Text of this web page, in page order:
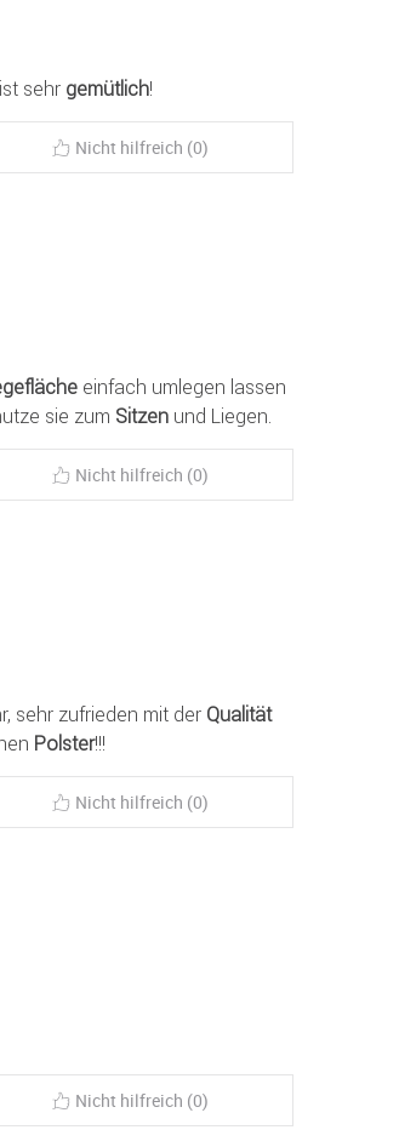
sehr gemütlich!
Nicht hilfreich (0)
einfach umlegen lassen
sie zum Sitzen und Liegen.
Nicht hilfreich (0)
sehr zufrieden mit der Qualität
Polster!!!
Nicht hilfreich (0)
Nicht hilfreich (0)